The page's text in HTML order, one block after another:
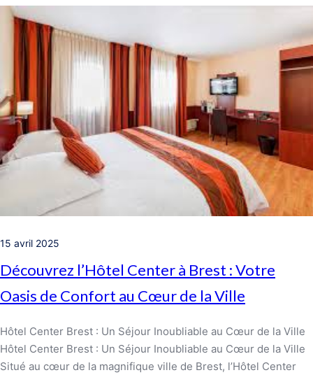
15 avril 2025
Découvrez l’Hôtel Center à Brest : Votre
Oasis de Confort au Cœur de la Ville
Hôtel Center Brest : Un Séjour Inoubliable au Cœur de la Ville
Hôtel Center Brest : Un Séjour Inoubliable au Cœur de la Ville
Situé au cœur de la magnifique ville de Brest, l’Hôtel Center